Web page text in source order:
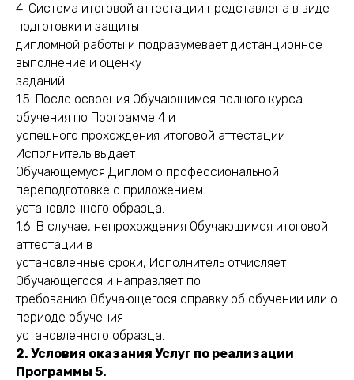
4. Система итоговой аттестации представлена в виде
подготовки и защиты
дипломной работы и подразумевает дистанционное
выполнение и оценку
заданий.
1.5. После освоения Обучающимся полного курса
обучения по Программе 4 и
успешного прохождения итоговой аттестации
Исполнитель выдает
Обучающемуся Диплом о профессиональной
переподготовке с приложением
установленного образца.
1.6. В случае, непрохождения Обучающимся итоговой
аттестации в
установленные сроки, Исполнитель отчисляет
Обучающегося и направляет по
требованию Обучающегося справку об обучении или о
периоде обучения
установленного образца.
2. Условия оказания Услуг по реализации
Программы 5.